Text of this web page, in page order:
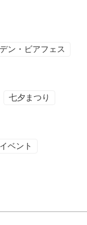
ン・ビアフェス
七夕まつり
ベント